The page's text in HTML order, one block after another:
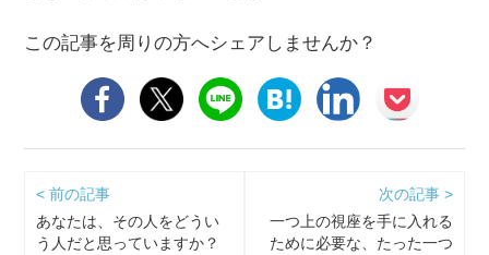
この記事を周りの方へシェアしませんか？
< 前の記事
あなたは、その人をどうい
う人だと思っていますか？
次の記事 >
一つ上の視座を手に入れる
ために必要な、たった一つ